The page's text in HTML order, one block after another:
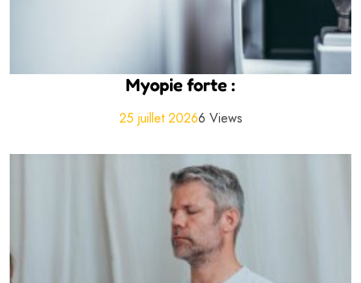
Myopie forte :
25 juillet 20266 Views